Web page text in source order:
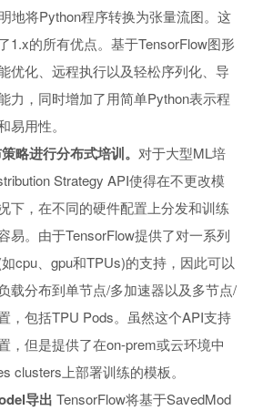
地将Python程序转换为张量流图。这
1.x的所有优点。基于TensorFlow图形
优化、远程执行以及轻松序列化、导
力，同时增加了用简单Python表示程
易用性。
略进行分布式培训。 对于大型ML培
Strategy API使得在不更改模
下，在不同的硬件配置上分发和训练
易。由于TensorFlow提供了对一系列
cpu、gpu和TPUs)的支持，因此可以
载分布到单节点/多加速器以及多节点/
，包括TPU Pods。虽然这个API支持
，但是提供了在on-prem或云环境中
clusters上部署训练的模板。
导出 TensorFlow将基于SavedMod